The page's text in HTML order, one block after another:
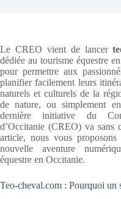
Le CREO vient de lancer
dédiée au tourisme équestre
pour permettre aux
planifier facilement leurs
naturels et culturels de la
de nature, ou simplement
dernière initiative du
d’Occitanie (CREO) va sans
article, nous vous
nouvelle aventure
équestre en Occitanie.
Teo-cheval.com : Pourquoi un